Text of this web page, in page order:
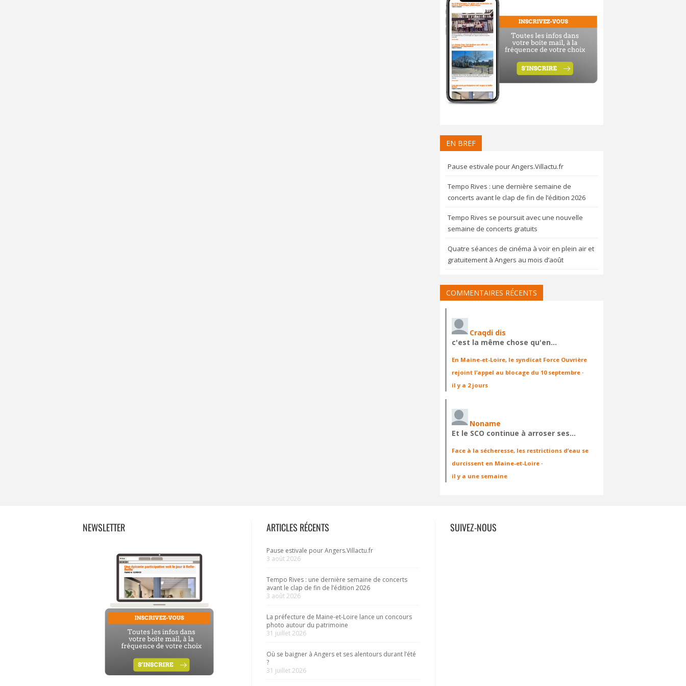
EN BREF
Pause estivale pour Angers.Villactu.fr
Tempo Rives : une dernière semaine de
concerts avant le clap de fin de l’édition 2026
Tempo Rives se poursuit avec une nouvelle
semaine de concerts gratuits
Quatre séances de cinéma à voir en plein air et
gratuitement à Angers au mois d’août
COMMENTAIRES RÉCENTS
Craqdi dis
c'est la même chose qu'en…
En Maine-et-Loire, le syndicat Force Ouvrière
rejoint l’appel au blocage du 10 septembre ·
il y a 2 jours
Noname
Et le SCO continue à arroser ses…
Face à la sécheresse, les restrictions d’eau se
durcissent en Maine-et-Loire ·
il y a une semaine
NEWSLETTER ARTICLES RÉCENTS
Pause estivale pour Angers.Villactu.fr
3 août 2026
Tempo Rives : une dernière semaine de concerts
avant le clap de fin de l’édition 2026
3 août 2026
La préfecture de Maine-et-Loire lance un concours
photo autour du patrimoine
31 juillet 2026
Où se baigner à Angers et ses alentours durant l’été
?
31 juillet 2026
SUIVEZ-NOUS